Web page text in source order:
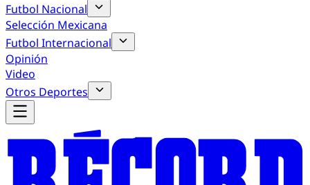
Futbol Nacional
Selección Mexicana
Futbol Internacional
Opinión
Video
Otros Deportes